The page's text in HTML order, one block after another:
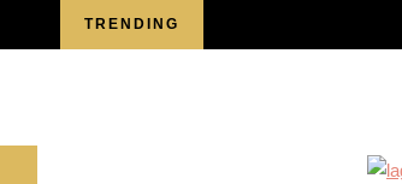
TRENDING